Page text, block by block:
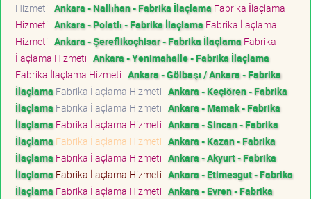
Hizmeti Ankara - Nallıhan - Fabrika İlaçlama Fabrika İlaçlama
Hizmeti Ankara - Polatlı - Fabrika İlaçlama Fabrika İlaçlama
Hizmeti Ankara - Şereflikoçhisar - Fabrika İlaçlama Fabrika
İlaçlama Hizmeti Ankara - Yenimahalle - Fabrika İlaçlama
Fabrika İlaçlama Hizmeti Ankara - Gölbaşı / Ankara - Fabrika
İlaçlama Fabrika İlaçlama Hizmeti Ankara - Keçiören - Fabrika
İlaçlama Fabrika İlaçlama Hizmeti Ankara - Mamak - Fabrika
İlaçlama Fabrika İlaçlama Hizmeti Ankara - Sincan - Fabrika
İlaçlama Fabrika İlaçlama Hizmeti Ankara - Kazan - Fabrika
İlaçlama Fabrika İlaçlama Hizmeti Ankara - Akyurt - Fabrika
İlaçlama Fabrika İlaçlama Hizmeti Ankara - Etimesgut - Fabrika
İlaçlama Fabrika İlaçlama Hizmeti Ankara - Evren - Fabrika